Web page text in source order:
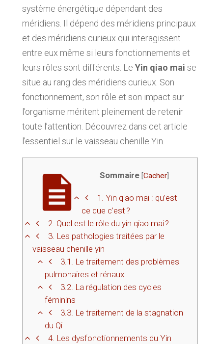
système énergétique dépendant des
méridiens. Il dépend des méridiens principaux
et des méridiens curieux qui interagissent
entre eux même si leurs fonctionnements et
leurs rôles sont différents. Le Yin qiao mai se
situe au rang des méridiens curieux. Son
fonctionnement, son rôle et son impact sur
l’organisme méritent pleinement de retenir
toute l’attention. Découvrez dans cet article
l’essentiel sur le vaisseau chenille Yin.
Sommaire [Cacher]
1. Yin qiao mai : qu’est-
ce que c’est ?
2. Quel est le rôle du yin qiao mai ?
3. Les pathologies traitées par le
vaisseau chenille yin
3.1. Le traitement des problèmes
pulmonaires et rénaux
3.2. La régulation des cycles
féminins
3.3. Le traitement de la stagnation
du Qi
4. Les dysfonctionnements du Yin